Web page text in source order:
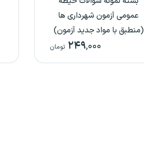
عمومی آزمون شهرداری ها
(منطبق با مواد جدید آزمون)
۲۴۹,۰۰۰ تومان